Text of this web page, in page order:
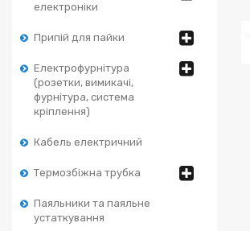
електроніки
Припій для пайки
Електрофурнітура
(розетки, вимикачі,
фурнітура, система
кріплення)
Кабель електричний
Термозбіжна трубка
Паяльники та паяльне
устаткування